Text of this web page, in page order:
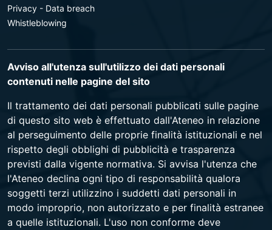
Privacy - Data breach
Whistleblowing
Avviso all'utenza sull'utilizzo dei dati personali
contenuti nelle pagine del sito
Il trattamento dei dati personali pubblicati sulle pagine
di questo sito web è effettuato dall'Ateneo in relazione
al perseguimento delle proprie finalità istituzionali e nel
rispetto degli obblighi di pubblicità e trasparenza
previsti dalla vigente normativa. Si avvisa l'utenza che
l'Ateneo declina ogni tipo di responsabilità qualora
soggetti terzi utilizzino i suddetti dati personali in
modo improprio, non autorizzato e per finalità estranee
a quelle istituzionali. L'uso non conforme deve